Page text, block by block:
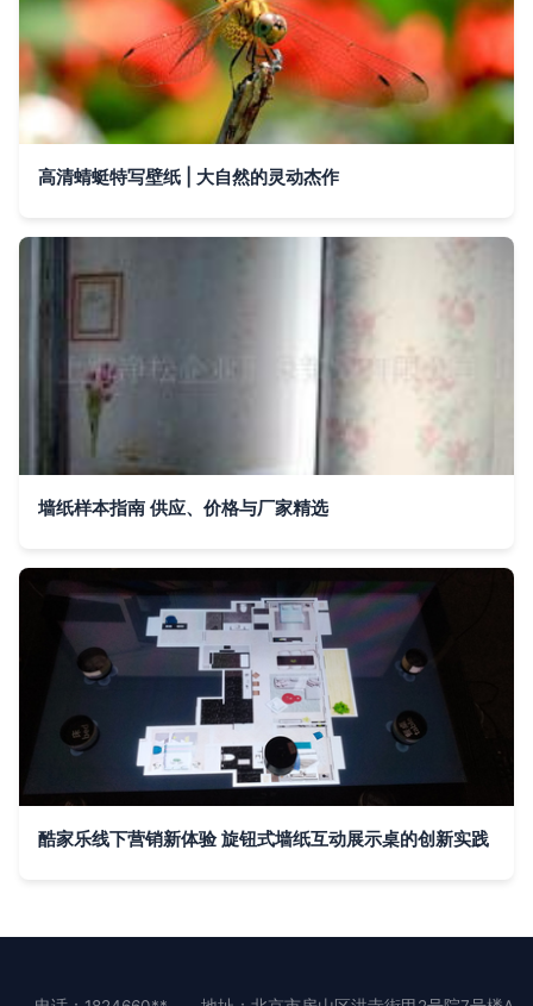
高清蜻蜓特写壁纸 | 大自然的灵动杰作
墙纸样本指南 供应、价格与厂家精选
酷家乐线下营销新体验 旋钮式墙纸互动展示桌的创新实践